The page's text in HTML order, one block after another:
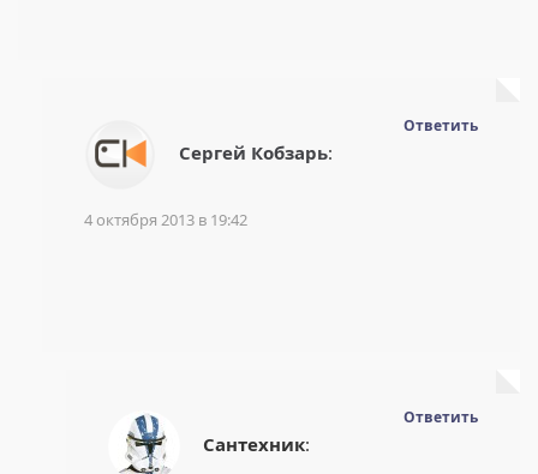
Сергей Кобзарь:
4 октября 2013 в 19:42
Ответить
Сантехник:
Ответить